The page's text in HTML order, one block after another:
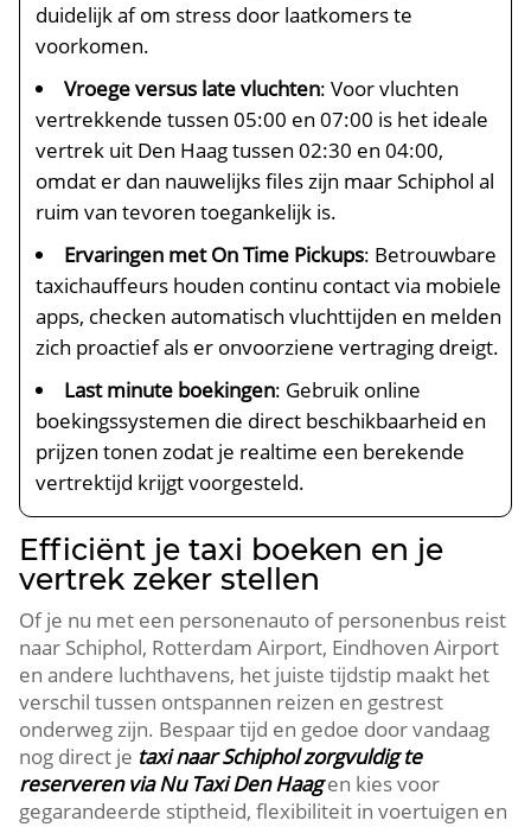
duidelijk af om stress door laatkomers te
voorkomen.
Vroege versus late vluchten: Voor vluchten
vertrekkende tussen 05:00 en 07:00 is het ideale
vertrek uit Den Haag tussen 02:30 en 04:00,
omdat er dan nauwelijks files zijn maar Schiphol al
ruim van tevoren toegankelijk is.
Ervaringen met On Time Pickups: Betrouwbare
taxichauffeurs houden continu contact via mobiele
apps, checken automatisch vluchttijden en melden
zich proactief als er onvoorziene vertraging dreigt.
Last minute boekingen: Gebruik online
boekingssystemen die direct beschikbaarheid en
prijzen tonen zodat je realtime een berekende
vertrektijd krijgt voorgesteld.
Efficiënt je taxi boeken en je
vertrek zeker stellen
Of je nu met een personenauto of personenbus reist
naar Schiphol, Rotterdam Airport, Eindhoven Airport
en andere luchthavens, het juiste tijdstip maakt het
verschil tussen ontspannen reizen en gestrest
onderweg zijn. Bespaar tijd en gedoe door vandaag
nog direct je taxi naar Schiphol zorgvuldig te
reserveren via Nu Taxi Den Haagen kies voor
gegarandeerde stiptheid, flexibiliteit in voertuigen en